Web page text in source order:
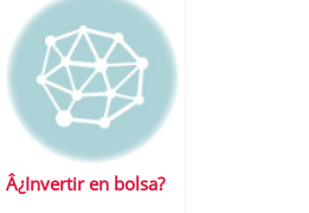
Â¿Invertir en bolsa?